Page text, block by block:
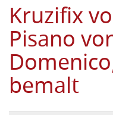
Kruzifix
Pisano
bemalt